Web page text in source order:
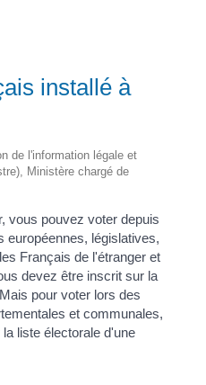
installé à
de l'information légale et
Ministère chargé de
vous pouvez voter depuis
européennes, législatives,
Français de l'étranger et
devez être inscrit sur la
pour voter lors des
et communales,
liste électorale d'une